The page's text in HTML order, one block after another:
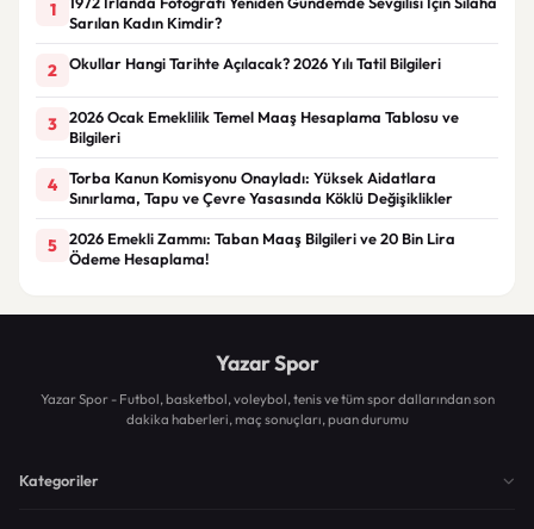
1
Sarılan Kadın Kimdir?
2 Okullar Hangi Tarihte Açılacak? 2026 Yılı Tatil Bilgileri
3
2026 Ocak Emeklilik Temel Maaş Hesaplama Tablosu ve
Bilgileri
4
Torba Kanun Komisyonu Onayladı: Yüksek Aidatlara
Sınırlama, Tapu ve Çevre Yasasında Köklü Değişiklikler
5
2026 Emekli Zammı: Taban Maaş Bilgileri ve 20 Bin Lira
Ödeme Hesaplama!
Yazar Spor
Yazar Spor - Futbol, basketbol, voleybol, tenis ve tüm spor dallarından son
dakika haberleri, maç sonuçları, puan durumu
Kategoriler